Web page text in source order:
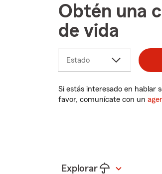
Obtén una
de vida
Estado
Si estás interesado en hablar
favor, comunícate con un
Explorar